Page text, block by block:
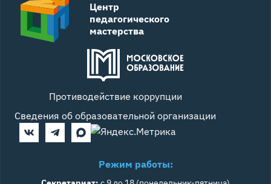
Центр
педагогического
мастерства
Противодействие коррупции
Сведения об образовательной организации
Режим работы: